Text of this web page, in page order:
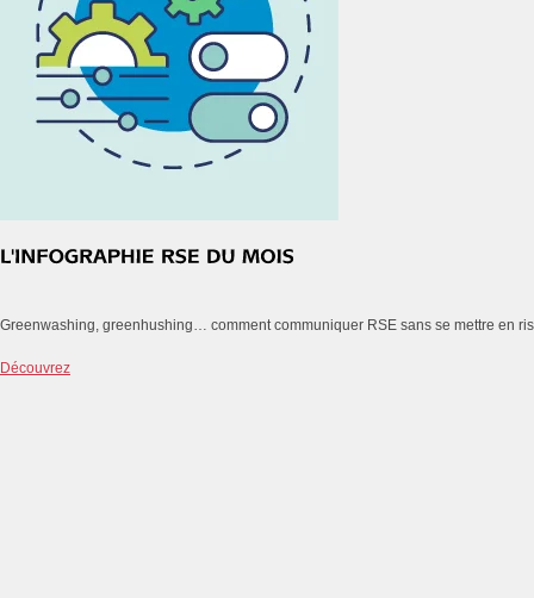
Greenwashing, greenhushing… comment communiquer RSE sans se mettre en
Découvrez